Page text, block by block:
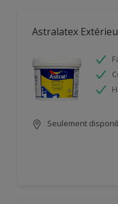
Astralatex
Seulement